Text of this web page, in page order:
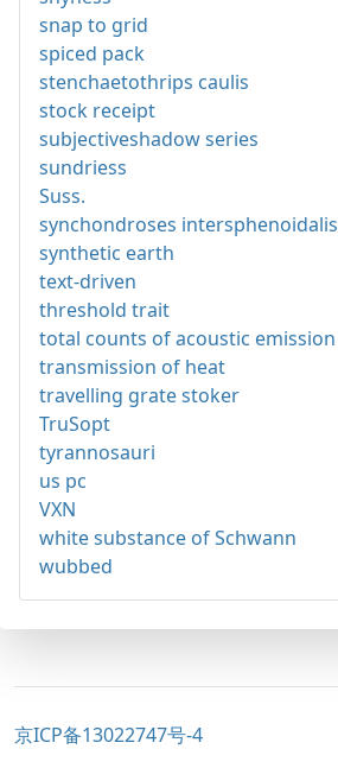
snap to grid
spiced pack
stenchaetothrips caulis
stock receipt
subjectiveshadow series
sundriess
Suss.
synchondroses intersphenoidalis
synthetic earth
text-driven
threshold trait
total counts of acoustic emission
transmission of heat
travelling grate stoker
TruSopt
tyrannosauri
us pc
VXN
white substance of Schwann
wubbed
京ICP备13022747号-4